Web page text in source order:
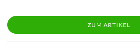
ZUM ARTIKEL